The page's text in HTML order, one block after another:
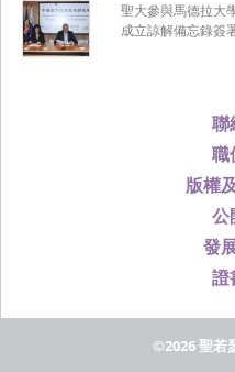
聯
職
版權
公
發
證
聖大參與馬德拉大
成立諒解備忘錄簽
©2026 聖若